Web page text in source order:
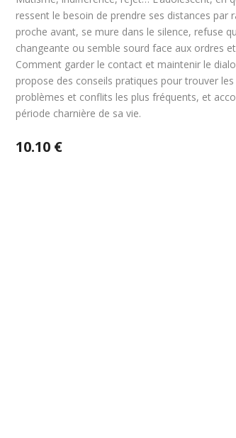
ressent le besoin de prendre ses distances par
proche avant, se mure dans le silence, refuse
changeante ou semble sourd face aux ordres
Comment garder le contact et maintenir le
propose des conseils pratiques pour trouver
problèmes et conflits les plus fréquents, et
période charnière de sa vie.
10.10 €